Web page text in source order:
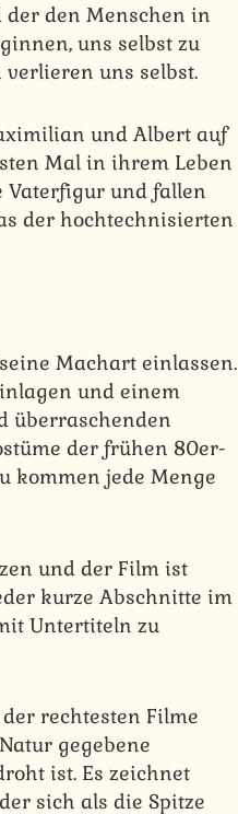
den Menschen in
uns selbst zu
uns selbst.
und Albert auf
Mal in ihrem Leben
Vaterfigur und fallen
der hochtechnisierten
Machart einlassen.
und einem
überraschenden
der frühen 80er-
kommen jede Menge
und der Film ist
kurze Abschnitte im
Untertiteln zu
rechtesten Filme
gegebene
ist. Es zeichnet
sich als die Spitze